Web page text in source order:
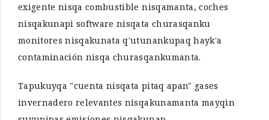
exigente nisqa combustible nisqamanta, coches
nisqakunapi software nisqata churasqanku
monitores nisqakunata q'utunankupaq hayk'a
contaminación nisqa churasqankumanta.
Tapukuyqa "cuenta nisqata pitaq apan" gases
invernadero relevantes nisqakunamanta mayqin